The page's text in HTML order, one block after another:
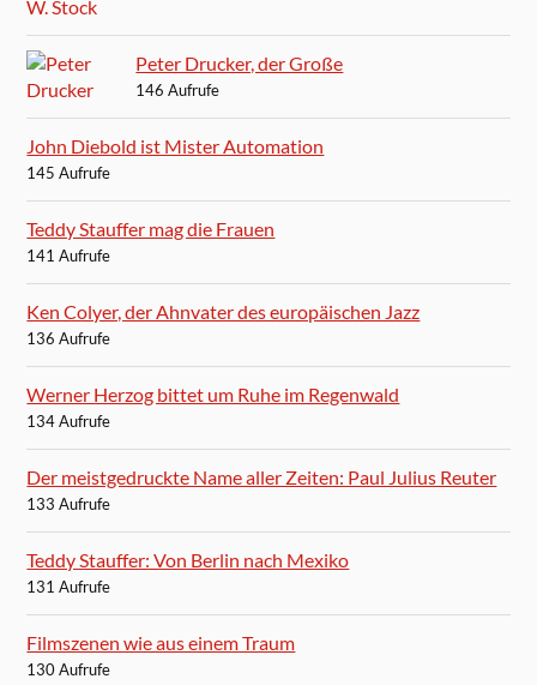
Peter Drucker, der Große
146 Aufrufe
John Diebold ist Mister Automation
145 Aufrufe
Teddy Stauffer mag die Frauen
141 Aufrufe
Ken Colyer, der Ahnvater des europäischen Jazz
136 Aufrufe
Werner Herzog bittet um Ruhe im Regenwald
134 Aufrufe
Der meistgedruckte Name aller Zeiten: Paul Julius Reuter
133 Aufrufe
Teddy Stauffer: Von Berlin nach Mexiko
131 Aufrufe
Filmszenen wie aus einem Traum
130 Aufrufe